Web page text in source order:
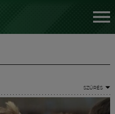
SZŰRÉS